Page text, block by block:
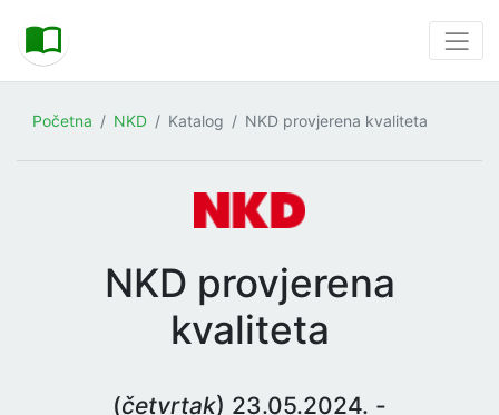
Početna NKD Katalog NKD provjerena kvaliteta
NKD provjerena
kvaliteta
(četvrtak) 23.05.2024. -